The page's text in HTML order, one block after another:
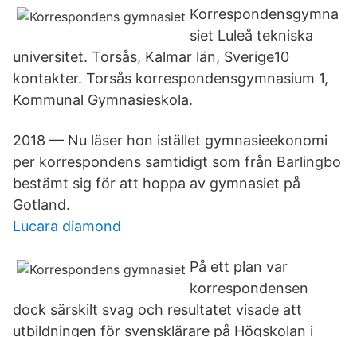
Korrespondensgymna
siet Luleå tekniska
universitet. Torsås, Kalmar län, Sverige​10
kontakter. Torsås korrespondensgymnasium 1,
Kommunal Gymnasieskola.
2018 — Nu läser hon istället gymnasieekonomi
per korrespondens samtidigt som från Barlingbo
bestämt sig för att hoppa av gymnasiet på
Gotland.
Lucara diamond
På ett plan var
korrespondensen
dock särskilt svag och resultatet visade att
utbildningen för svensklärare på Högskolan i